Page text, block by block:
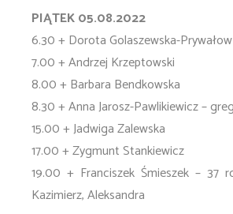
PIĄTEK 05.08.2022
6.30 + Dorota Golaszewska-Prywałow
7.00 + Andrzej Krzeptowski
8.00 + Barbara Bendkowska
8.30 + Anna Jarosz-Pawlikiewicz –
15.00 + Jadwiga Zalewska
17.00 + Zygmunt Stankiewicz
19.00 + Franciszek Śmieszek – 37
Kazimierz, Aleksandra